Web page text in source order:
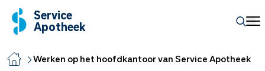
Service
Apotheek
Werken op het hoofdkantoor van Service Apotheek